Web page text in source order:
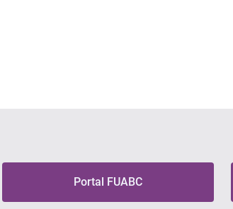
Portal FUABC